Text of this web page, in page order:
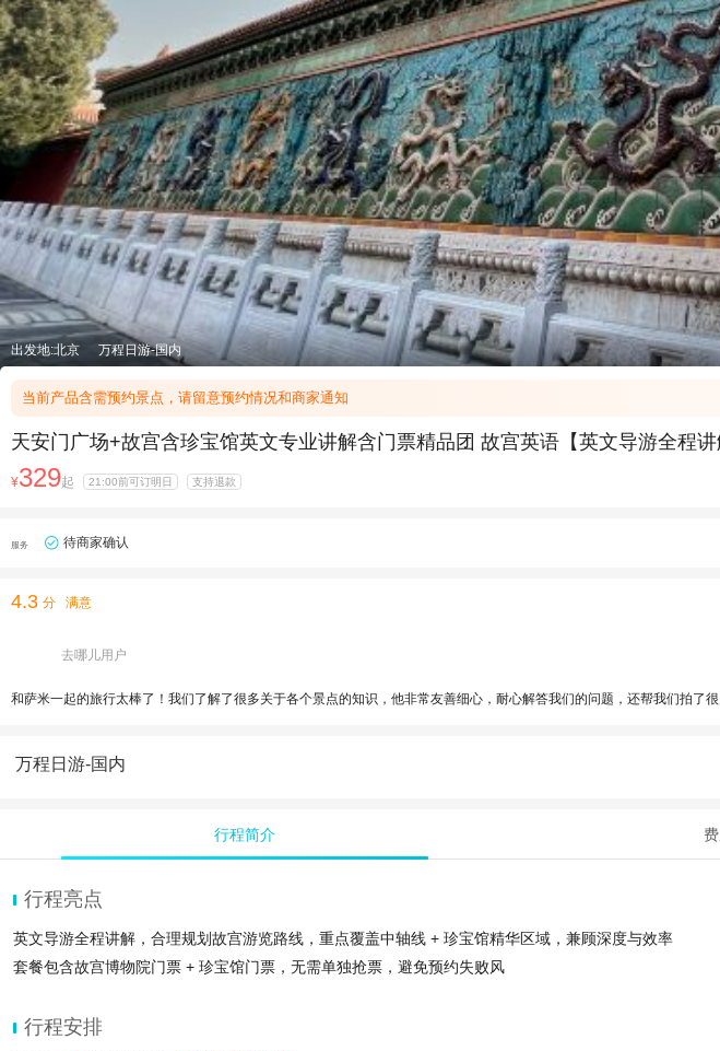
出发地:北京 万程日游-国内
当前产品含需预约景点，请留意预约情况和商家通知
天安门广场+故宫含珍宝馆英文专业讲解含门票精品团 故宫英语【英文导游全程
¥329起 21:00前可订明日 支持退款
服务 待商家确认
4.3 分 满意
去哪儿用户
和萨米一起的旅行太棒了！我们了解了很多关于各个景点的知识，他非常友善细心，耐心解答我们的问题，还帮我们拍了
万程日游-国内
行程简介
行程亮点
英文导游全程讲解，合理规划故宫游览路线，重点覆盖中轴线 + 珍宝馆精华区域，兼顾深度与效率
套餐包含故宫博物院门票 + 珍宝馆门票，无需单独抢票，避免预约失败风
行程安排